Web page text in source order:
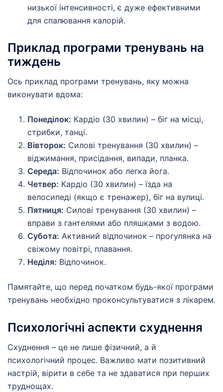
низької інтенсивності, є дуже ефективними
для спалювання калорій.
Приклад програми тренувань на
тиждень
Ось приклад програми тренувань, яку можна
виконувати вдома:
Понеділок: Кардіо (30 хвилин) – біг на місці,
стрибки, танці.
Вівторок: Силові тренування (30 хвилин) –
віджимання, присідання, випади, планка.
Середа: Відпочинок або легка йога.
Четвер: Кардіо (30 хвилин) – їзда на
велосипеді (якщо є тренажер), біг на вулиці.
Пятниця: Силові тренування (30 хвилин) –
вправи з гантелями або пляшками з водою.
Субота: Активний відпочинок – прогулянка на
свіжому повітрі, плавання.
Неділя: Відпочинок.
Памятайте, що перед початком будь-якої програми
тренувань необхідно проконсультуватися з лікарем.
Психологічні аспекти схуднення
Схуднення – це не лише фізичний, а й
психологічний процес. Важливо мати позитивний
настрій, вірити в себе та не здаватися при перших
труднощах.